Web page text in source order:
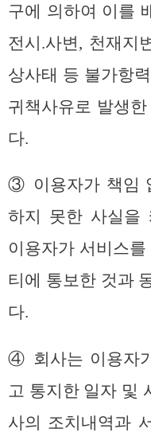
구에 의하여 이를
전시.사변, 천재지
상사태 등 불가항
귀책사유로 발생
다.
③ 이용자가 책임
하지 못한 사실을
이용자가 서비스
티에 통보한 것과
다.
④ 회사는 이용자
고 통지한 일자 및
사의 조치내역과